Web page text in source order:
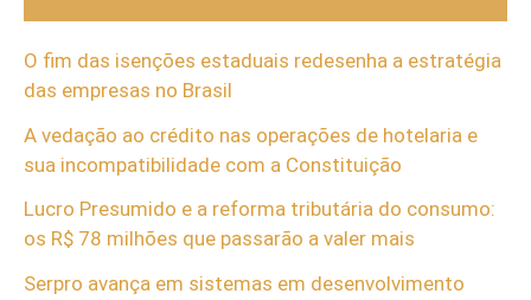
O fim das isenções estaduais redesenha a estratégia
das empresas no Brasil
A vedação ao crédito nas operações de hotelaria e
sua incompatibilidade com a Constituição
Lucro Presumido e a reforma tributária do consumo:
os R$ 78 milhões que passarão a valer mais
Serpro avança em sistemas em desenvolvimento